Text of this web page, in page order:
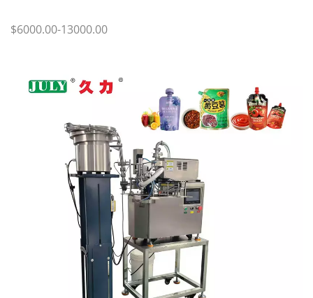
$6000.00-13000.00